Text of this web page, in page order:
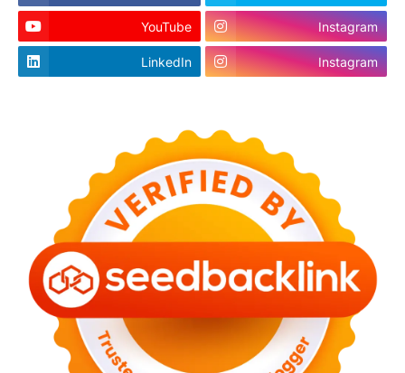
YouTube Instagram
LinkedIn Instagram